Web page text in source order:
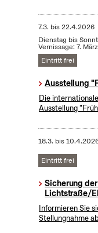
7.3. bis22.4.2026
Dienstag bis
Vernissage: 7.
Eintritt frei
Ausstellung
Die
Ausstellung
18.3. bis
Eintritt frei
Sicherung
Lichtstraße/
Informieren Sie
Stellungnahme